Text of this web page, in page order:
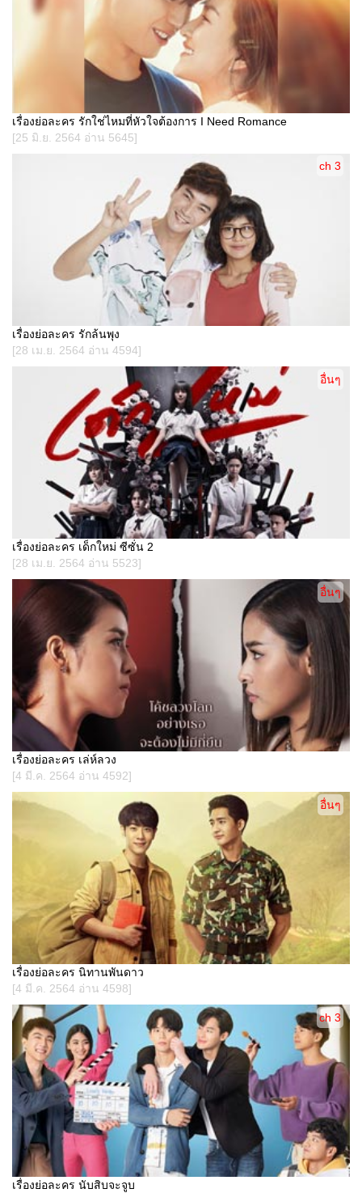
เรื่องย่อละคร รักใช่ไหมที่หัวใจต้องการ I Need Romance
[25 มิ.ย. 2564 อ่าน 5645]
เรื่องย่อละคร รักล้นพุง
[28 เม.ย. 2564 อ่าน 4594]
ch 3
เรื่องย่อละคร เด็กใหม่ ซีซั่น 2
[28 เม.ย. 2564 อ่าน 5523]
อื่นๆ
เรื่องย่อละคร เล่ห์ลวง
[4 มี.ค. 2564 อ่าน 4592]
อื่นๆ
เรื่องย่อละคร นิทานพันดาว
[4 มี.ค. 2564 อ่าน 4598]
อื่นๆ
เรื่องย่อละคร นับสิบจะจูบ
ch 3